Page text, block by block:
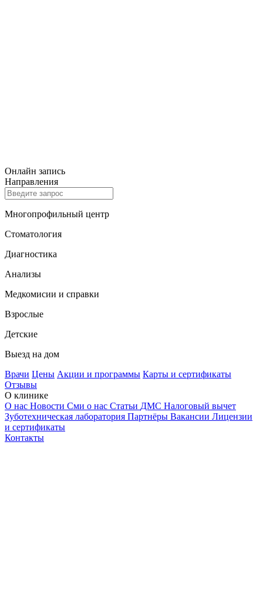
Онлайн запись
Направления
Многопрофильный центр
Стоматология
Диагностика
Анализы
Медкомисии и справки
Взрослые
Детские
Выезд на дом
Врачи Цены Акции и программы Карты и сертификаты
Отзывы
О клинике
О нас Новости Сми о нас Статьи ДМС Налоговый вычет
Зуботехническая лаборатория Партнёры Вакансии Лицензии
и сертификаты
Контакты